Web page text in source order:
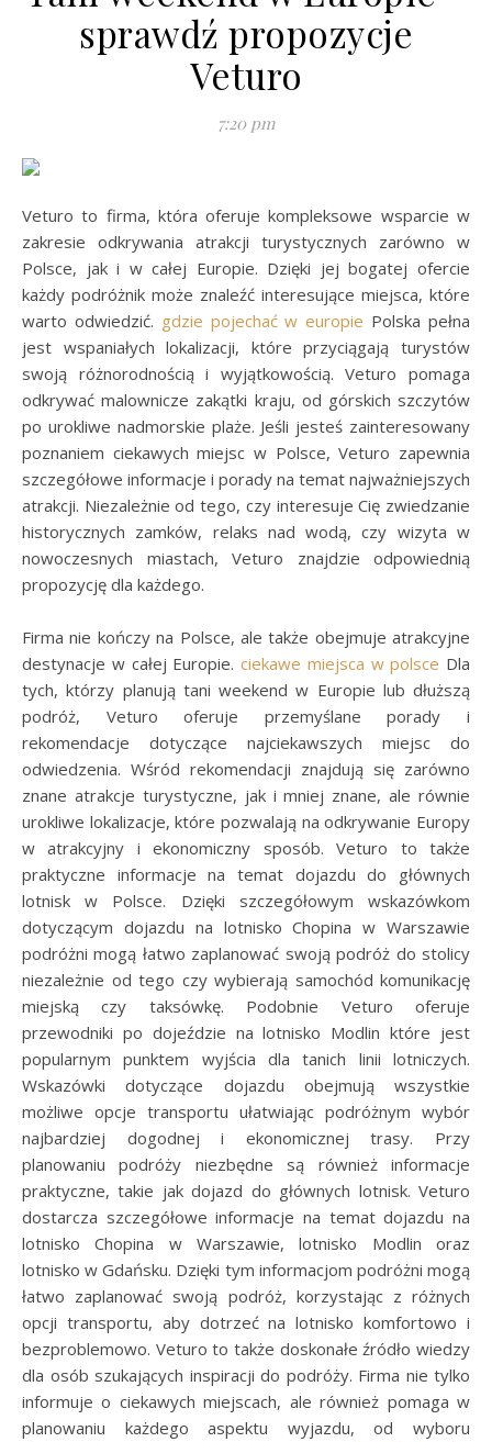
sprawdź propozycje
Veturo
7:20 pm
Veturo to firma, która oferuje kompleksowe wsparcie w
zakresie odkrywania atrakcji turystycznych zarówno w
Polsce, jak i w całej Europie. Dzięki jej bogatej ofercie
każdy podróżnik może znaleźć interesujące miejsca, które
warto odwiedzić. gdzie pojechać w europie Polska pełna
jest wspaniałych lokalizacji, które przyciągają turystów
swoją różnorodnością i wyjątkowością. Veturo pomaga
odkrywać malownicze zakątki kraju, od górskich szczytów
po urokliwe nadmorskie plaże. Jeśli jesteś zainteresowany
poznaniem ciekawych miejsc w Polsce, Veturo zapewnia
szczegółowe informacje i porady na temat najważniejszych
atrakcji. Niezależnie od tego, czy interesuje Cię zwiedzanie
historycznych zamków, relaks nad wodą, czy wizyta w
nowoczesnych miastach, Veturo znajdzie odpowiednią
propozycję dla każdego.
Firma nie kończy na Polsce, ale także obejmuje atrakcyjne
destynacje w całej Europie. ciekawe miejsca w polsce Dla
tych, którzy planują tani weekend w Europie lub dłuższą
podróż, Veturo oferuje przemyślane porady i
rekomendacje dotyczące najciekawszych miejsc do
odwiedzenia. Wśród rekomendacji znajdują się zarówno
znane atrakcje turystyczne, jak i mniej znane, ale równie
urokliwe lokalizacje, które pozwalają na odkrywanie Europy
w atrakcyjny i ekonomiczny sposób. Veturo to także
praktyczne informacje na temat dojazdu do głównych
lotnisk w Polsce. Dzięki szczegółowym wskazówkom
dotyczącym dojazdu na lotnisko Chopina w Warszawie
podróżni mogą łatwo zaplanować swoją podróż do stolicy
niezależnie od tego czy wybierają samochód komunikację
miejską czy taksówkę. Podobnie Veturo oferuje
przewodniki po dojeździe na lotnisko Modlin które jest
popularnym punktem wyjścia dla tanich linii lotniczych.
Wskazówki dotyczące dojazdu obejmują wszystkie
możliwe opcje transportu ułatwiając podróżnym wybór
najbardziej dogodnej i ekonomicznej trasy. Przy
planowaniu podróży niezbędne są również informacje
praktyczne, takie jak dojazd do głównych lotnisk. Veturo
dostarcza szczegółowe informacje na temat dojazdu na
lotnisko Chopina w Warszawie, lotnisko Modlin oraz
lotnisko w Gdańsku. Dzięki tym informacjom podróżni mogą
łatwo zaplanować swoją podróż, korzystając z różnych
opcji transportu, aby dotrzeć na lotnisko komfortowo i
bezproblemowo. Veturo to także doskonałe źródło wiedzy
dla osób szukających inspiracji do podróży. Firma nie tylko
informuje o ciekawych miejscach, ale również pomaga w
planowaniu każdego aspektu wyjazdu, od wyboru